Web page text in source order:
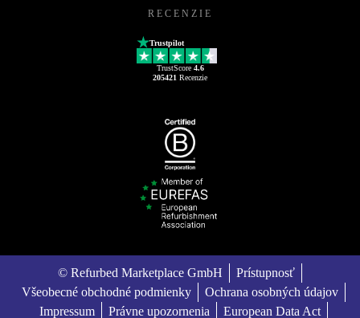
RECENZIE
Trustpilot
TrustScore 4.6
205421 Recenzie
© Refurbed Marketplace GmbH
Prístupnosť
Všeobecné obchodné podmienky
Ochrana osobných údajov
Impressum
Právne upozornenia European Data Act